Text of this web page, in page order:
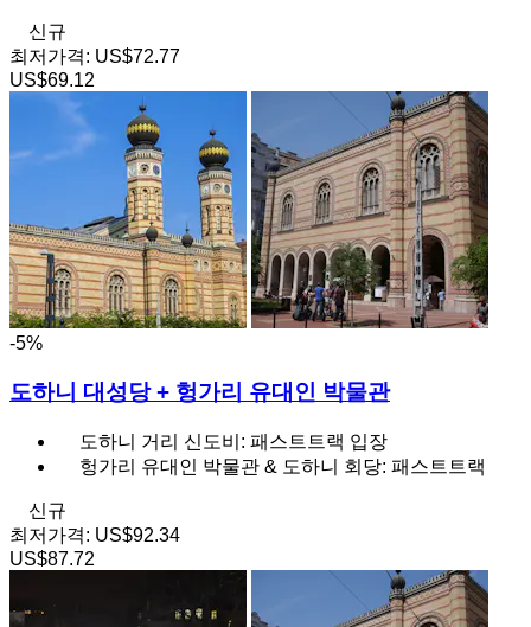
신규
최저가격: US$72.77
US$69.12
-5%
도하니 대성당 + 헝가리 유대인 박물관
도하니 거리 신도비: 패스트트랙 입장
헝가리 유대인 박물관 & 도하니 회당: 패스트트랙
신규
최저가격: US$92.34
US$87.72